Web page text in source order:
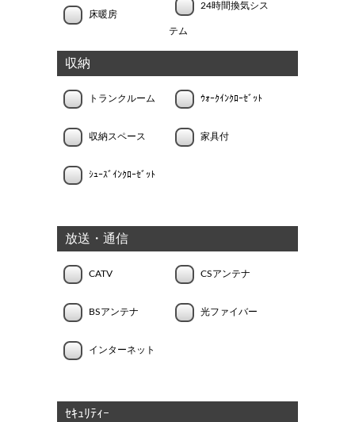
床暖房
24時間換気シス
テム
収納
トランクルーム ｳｫｰｸｲﾝｸﾛｰｾﾞｯﾄ
収納スペース 家具付
ｼｭｰｽﾞｲﾝｸﾛｰｾﾞｯﾄ
放送・通信
CATV CSアンテナ
BSアンテナ 光ファイバー
インターネット
ｾｷｭﾘﾃｨｰ